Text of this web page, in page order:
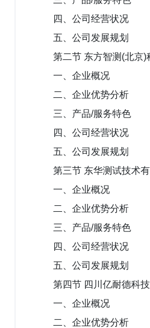
四、公司经营状况
五、公司发展规划
第二节 东方智测(北京)
一、企业概况
二、企业优势分析
三、产品/服务特色
四、公司经营状况
五、公司发展规划
第三节 东华测试技术
一、企业概况
二、企业优势分析
三、产品/服务特色
四、公司经营状况
五、公司发展规划
第四节 四川亿耐德科
一、企业概况
二、企业优势分析